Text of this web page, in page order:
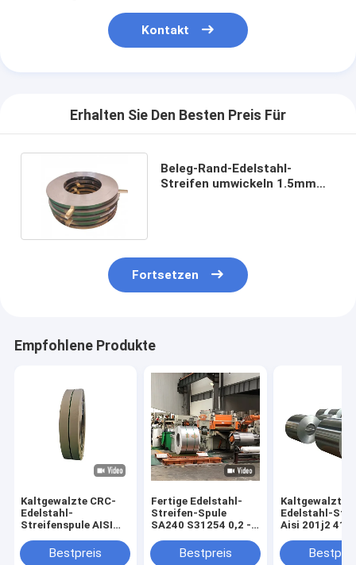
Kontakt
Erhalten Sie Den Besten Preis Für
Beleg-Rand-Edelstahl-
Streifen umwickeln 1.5mm
Fortsetzen
Empfohlene Produkte
Kaltgewalzte CRC-
Edelstahl-
Streifenspule AISI
Hairline Polished
Finish
Bestpreis
Fertige Edelstahl-
Streifen-Spule
SA240 S31254 0,2 -
Bestpreis
Kaltgewalzter
Edelstahl-
Aisi 201j2 410
0.8mm 1mm